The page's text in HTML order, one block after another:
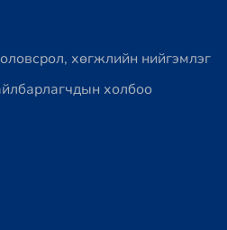
хөгжлийн нийгэмлэг
холбоо